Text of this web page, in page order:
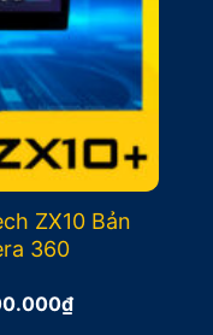
ZX10 Bản
360
₫Giá
hiện